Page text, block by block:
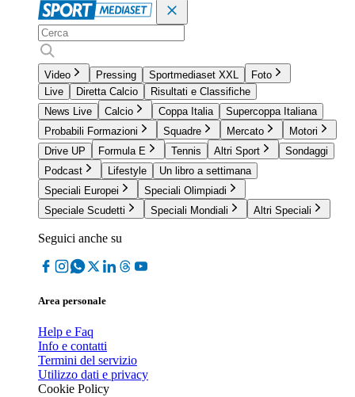
Video Pressing Sportmediaset XXL
Foto
Live
Diretta Calcio
Risultati e Classifiche
News Live
Calcio Coppa Italia
Supercoppa Italiana
Probabili Formazioni
Squadre Mercato
Motori
Drive UP
Formula E Tennis Altri Sport
Sondaggi
Podcast
Lifestyle
Un libro a settimana
Speciali Europei
Speciali Olimpiadi
Speciale Scudetti
Speciali Mondiali Altri Speciali
Seguici anche su
Area personale
Help e Faq
Info e contatti
Termini del servizio
Utilizzo dati e privacy
Cookie Policy